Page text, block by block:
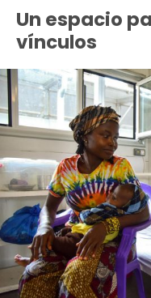
Un espacio
vínculos